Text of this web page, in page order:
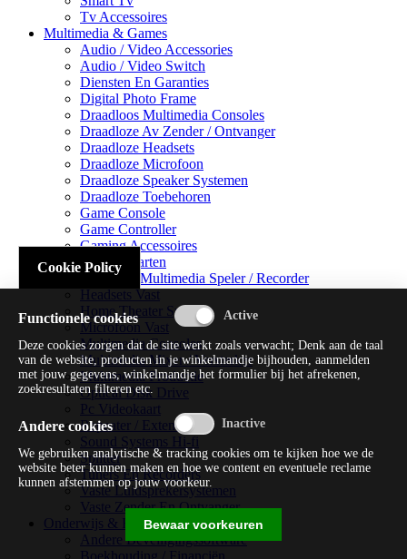
Tv Accessoires
Multimedia & Games
Audio / Video Accessories
Audio / Video Switch
Diensten En Garanties
Digital Photo Frame
Draadloos Multimedia Consoles
Draadloze Av Zender / Ontvanger
Draadloze Headsets
Draadloze Microfoon
Draadloze Speaker Systemen
Draadloze Toebehoren
Game Console
Game Controller
Gaming Accessoires
Geluidskaarten
Handheld Multimedia Speler / Recorder
Headsets Vast
Home Theater Systems
Microfoon Vast
Multimedia Consoles
Multimedia Mixer / Versterker
Multimedia Productie
Optical Disk Drive
Pc Videokaart
Repeater / Extender
Sound Systems Hi-fi
Splitter
Tuners En Recorders
Vaste Luidsprekersystemen
Vaste Zender En Ontvanger
Onderwijs & Recreatie
Andere Beveiligingssoftware
Cookie Policy
Functionele cookies
Deze cookies zorgen dat de site werkt zoals verwacht; Denk aan de taal
van de website, producten in je winkelmandje bijhouden, aanmelden
met jouw gegevens, winkelmandje het formulier bij het afrekenen,
zoekresultaten filteren etc.
Andere cookies
We gebruiken analytische & tracking cookies om te kijken hoe we de
website beter kunnen maken en hoe we content en eventuele reclame
kunnen afstemmen op jouw voorkeur.
Bewaar voorkeuren